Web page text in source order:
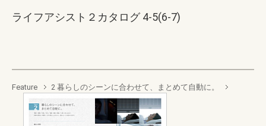
ライフアシスト２カタログ 4-5(6-7)
Feature 2 暮らしのシーンに合わせて、まとめて自動に。